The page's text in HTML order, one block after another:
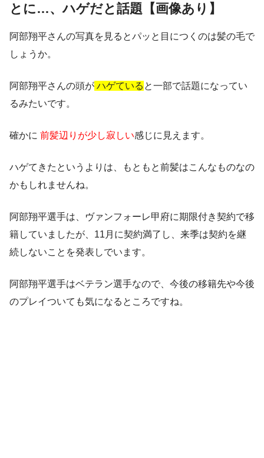
とに…、ハゲだと話題【画像あり】
阿部翔平さんの写真を見るとパッと目につくのは髪の毛で
しょうか。
阿部翔平さんの頭が ハゲている と一部で話題になってい
るみたいです。
確かに 前髪辺りが少し寂しい感じに見えます。
ハゲてきたというよりは、もともと前髪はこんなものなの
かもしれませんね。
阿部翔平選手は、ヴァンフォーレ甲府に期限付き契約で移
籍していましたが、11月に契約満了し、来季は契約を継
続しないことを発表しでいます。
阿部翔平選手はベテラン選手なので、今後の移籍先や今後
のプレイついても気になるところですね。